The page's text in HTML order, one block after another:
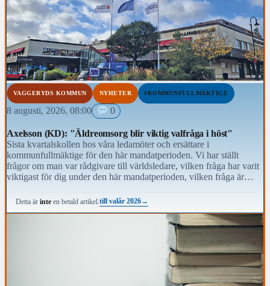
VAGGERYDS KOMMUN NYHETER #KOMMUNFULLMÄKTIGE
8 augusti, 2026, 08:00 0
Axelsson (KD): "Äldreomsorg blir viktig valfråga i höst"
Sista kvartalskollen hos våra ledamöter och ersättare i
kommunfullmäktige för den här mandatperioden. Vi har ställt
frågor om man var rådgivare till världsledare, vilken fråga har varit
viktigast för dig under den här mandatperioden, vilken fråga är
mest kända personen i kommunen.
Detta ärinte en betald artikel.till valår 2026→